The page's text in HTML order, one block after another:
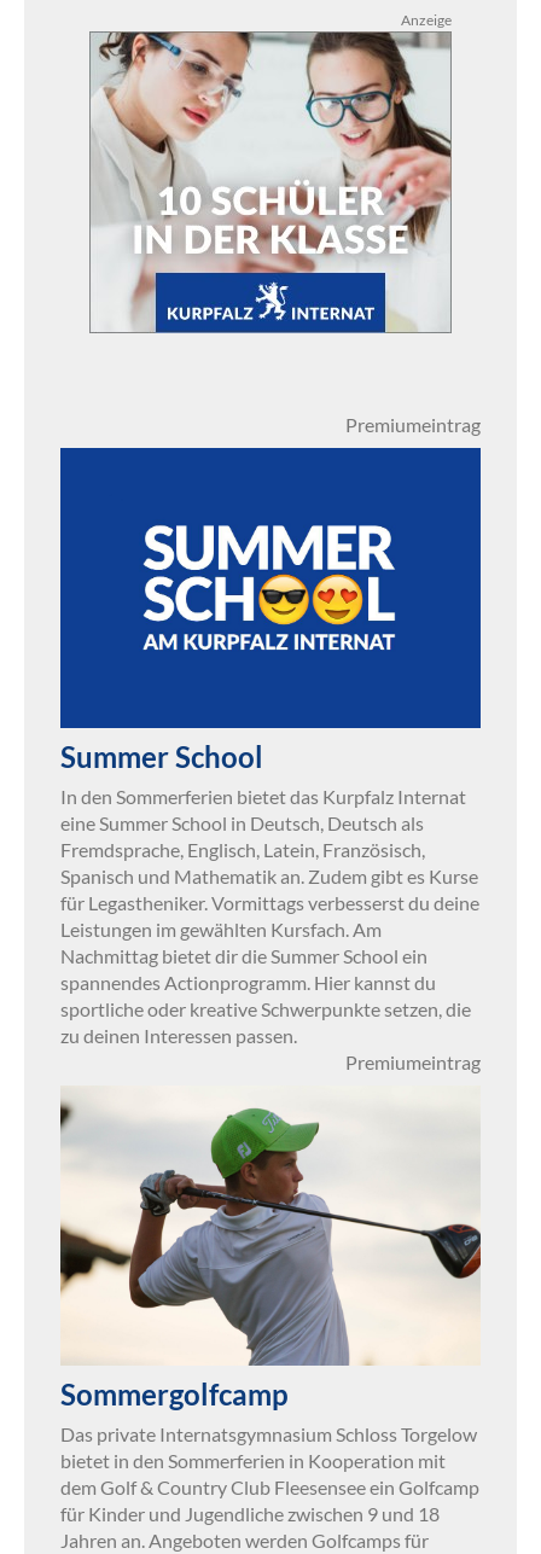
Anzeige
Premiumeintrag
Summer School
In den Sommerferien bietet das Kurpfalz Internat
eine Summer School in Deutsch, Deutsch als
Fremdsprache, Englisch, Latein, Französisch,
Spanisch und Mathematik an. Zudem gibt es Kurse
für Legastheniker. Vormittags verbesserst du deine
Leistungen im gewählten Kursfach. Am
Nachmittag bietet dir die Summer School ein
spannendes Actionprogramm. Hier kannst du
sportliche oder kreative Schwerpunkte setzen, die
zu deinen Interessen passen.
Premiumeintrag
Sommergolfcamp
Das private Internatsgymnasium Schloss Torgelow
bietet in den Sommerferien in Kooperation mit
dem Golf & Country Club Fleesensee ein Golfcamp
für Kinder und Jugendliche zwischen 9 und 18
Jahren an. Angeboten werden Golfcamps für